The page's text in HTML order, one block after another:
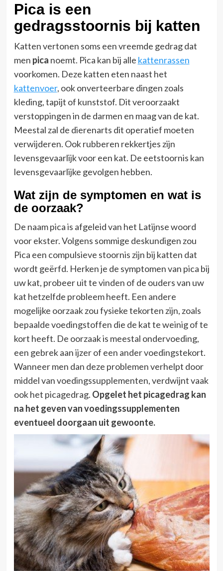
Pica is een
gedragsstoornis bij katten
Katten vertonen soms een vreemde gedrag dat
men pica noemt. Pica kan bij alle kattenrassen
voorkomen. Deze katten eten naast het
kattenvoer, ook onverteerbare dingen zoals
kleding, tapijt of kunststof. Dit veroorzaakt
verstoppingen in de darmen en maag van de kat.
Meestal zal de dierenarts dit operatief moeten
verwijderen. Ook rubberen rekkertjes zijn
levensgevaarlijk voor een kat. De eetstoornis kan
levensgevaarlijke gevolgen hebben.
Wat zijn de symptomen en wat is
de oorzaak?
De naam pica is afgeleid van het Latijnse woord
voor ekster. Volgens sommige deskundigen zou
Pica een compulsieve stoornis zijn bij katten dat
wordt geërfd. Herken je de symptomen van pica bij
uw kat, probeer uit te vinden of de ouders van uw
kat hetzelfde probleem heeft. Een andere
mogelijke oorzaak zou fysieke tekorten zijn, zoals
bepaalde voedingstoffen die de kat te weinig of te
kort heeft. De oorzaak is meestal ondervoeding,
een gebrek aan ijzer of een ander voedingstekort.
Wanneer men dan deze problemen verhelpt door
middel van voedingssupplementen, verdwijnt vaak
ook het picagedrag. Opgelet het picagedrag kan
na het geven van voedingssupplementen
eventueel doorgaan uit gewoonte.